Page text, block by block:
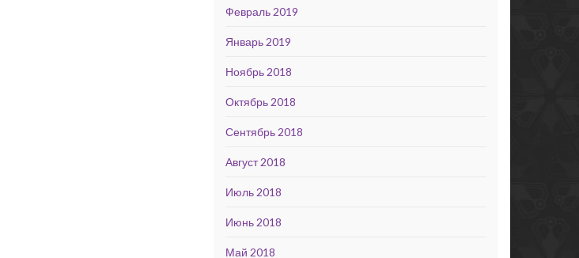
Февраль 2019
Январь 2019
Ноябрь 2018
Октябрь 2018
Сентябрь 2018
Август 2018
Июль 2018
Июнь 2018
Май 2018